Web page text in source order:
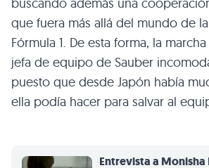
que fuera más allá del mundo de
Fórmula 1. De esta forma, la
jefa de equipo de Sauber
puesto que desde Japón había
ella podía hacer para salvar al
Entrevista a